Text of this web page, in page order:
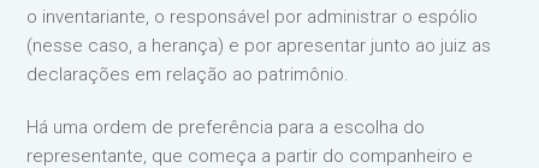
o inventariante, o responsável por administrar o espólio
(nesse caso, a herança) e por apresentar junto ao juiz as
declarações em relação ao patrimônio.
Há uma ordem de preferência para a escolha do
representante, que começa a partir do companheiro e